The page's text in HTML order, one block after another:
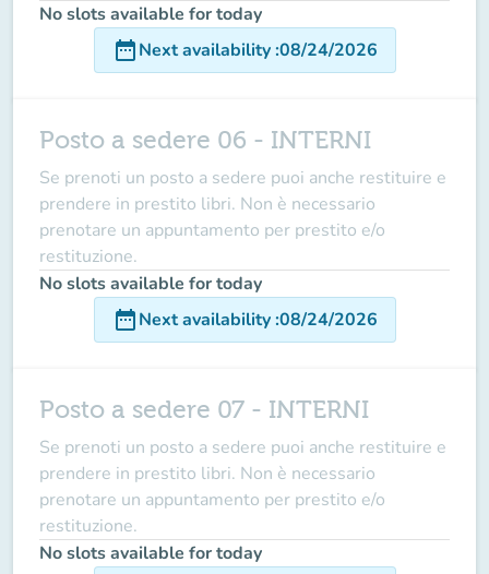
No slots available for today
date_rangeNext availability:08/24/2026
Posto a sedere 06 - INTERNI
Se prenoti un posto a sedere puoi anche restituire e
prendere in prestito libri. Non è necessario
prenotare un appuntamento per prestito e/o
restituzione.
No slots available for today
date_rangeNext availability:08/24/2026
Posto a sedere 07 - INTERNI
Se prenoti un posto a sedere puoi anche restituire e
prendere in prestito libri. Non è necessario
prenotare un appuntamento per prestito e/o
restituzione.
No slots available for today